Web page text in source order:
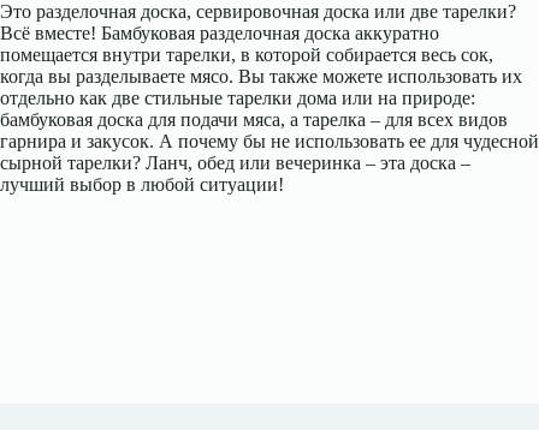
Это разделочная доска, сервировочная доска или две тарелки?
Всё вместе! Бамбуковая разделочная доска аккуратно
помещается внутри тарелки, в которой собирается весь сок,
когда вы разделываете мясо. Вы также можете использовать их
отдельно как две стильные тарелки дома или на природе:
бамбуковая доска для подачи мяса, а тарелка – для всех видов
гарнира и закусок. А почему бы не использовать ее для чудесной
сырной тарелки? Ланч, обед или вечеринка – эта доска –
лучший выбор в любой ситуации!